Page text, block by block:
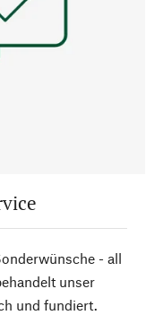
- all
unser
und fundiert.